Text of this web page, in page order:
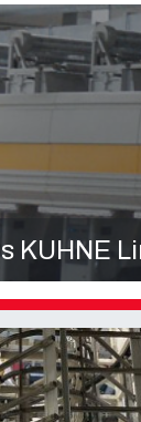
KUHNE